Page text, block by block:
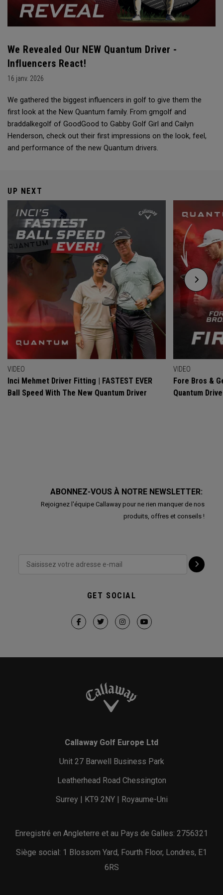
We Revealed Our NEW Quantum Driver -
Influencers React!
16 janv. 2026
We gathered the biggest influencers in golf to give them the
first look at the New Quantum family. From ‪gmgolf‬ and
‪braddalkegolf‬ of ‪GoodGood‬ to Gabby Golf Girl and Cailyn
Henderson, check out their first impressions on the look, feel,
and performance of the new Quantum drivers.
UP NEXT
VIDEO
Inci Mehmet Driver Fitting | FASTEST EVER
Ball Speed With The New Quantum Driver
VIDEO
Fore Bros &
Quantum
ABONNEZ-VOUS À NOTRE NEWSLETTER:
Rejoignez l'équipe Callaway pour ne rien manquer de nos
produits, offres et conseils !
GET SOCIAL
Callaway Golf Europe Ltd
Unit 27 Barwell Business Park
Leatherhead Road Chessington
Surrey | KT9 2NY | Royaume-Uni
Enregistré en Angleterre et au Pays de Galles: 2756321
Siège social: 1 Blossom Yard, Fourth Floor, Londres, E1
6RS